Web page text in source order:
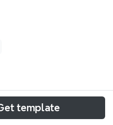
節點組成的Xmind模板，
在透過實際範例教導使
template